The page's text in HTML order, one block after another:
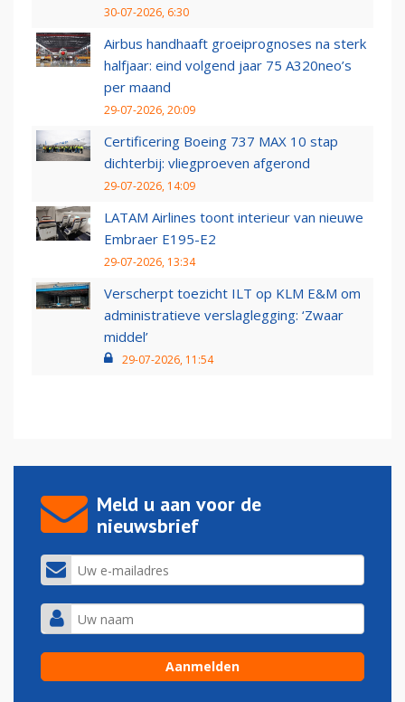
30-07-2026, 6:30
Airbus handhaaft groeiprognoses na sterk
halfjaar: eind volgend jaar 75 A320neo’s
per maand
29-07-2026, 20:09
Certificering Boeing 737 MAX 10 stap
dichterbij: vliegproeven afgerond
29-07-2026, 14:09
LATAM Airlines toont interieur van nieuwe
Embraer E195-E2
29-07-2026, 13:34
Verscherpt toezicht ILT op KLM E&M om
administratieve verslaglegging: ‘Zwaar
middel’
29-07-2026, 11:54
Meld u aan voor de
nieuwsbrief